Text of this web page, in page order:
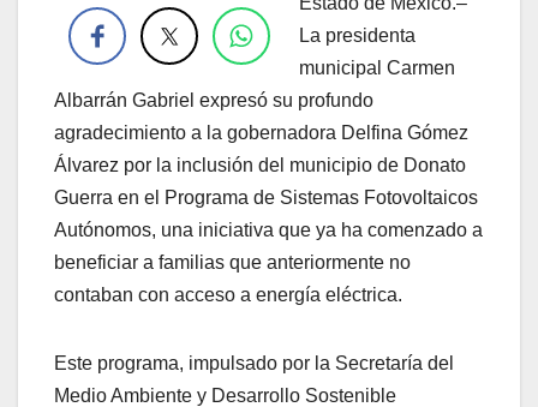
La presidenta
municipal Carmen
Albarrán Gabriel expresó su profundo
agradecimiento a la gobernadora Delfina Gómez
Álvarez por la inclusión del municipio de Donato
Guerra en el Programa de Sistemas Fotovoltaicos
Autónomos, una iniciativa que ya ha comenzado a
beneficiar a familias que anteriormente no
contaban con acceso a energía eléctrica.
Este programa, impulsado por la Secretaría del
Medio Ambiente y Desarrollo Sostenible